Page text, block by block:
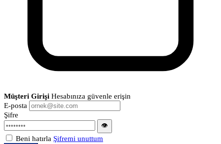
Müşteri Girişi Hesabınıza güvenle erişin
E-posta
Şifre
👁
Beni hatırla Şifremi unuttum